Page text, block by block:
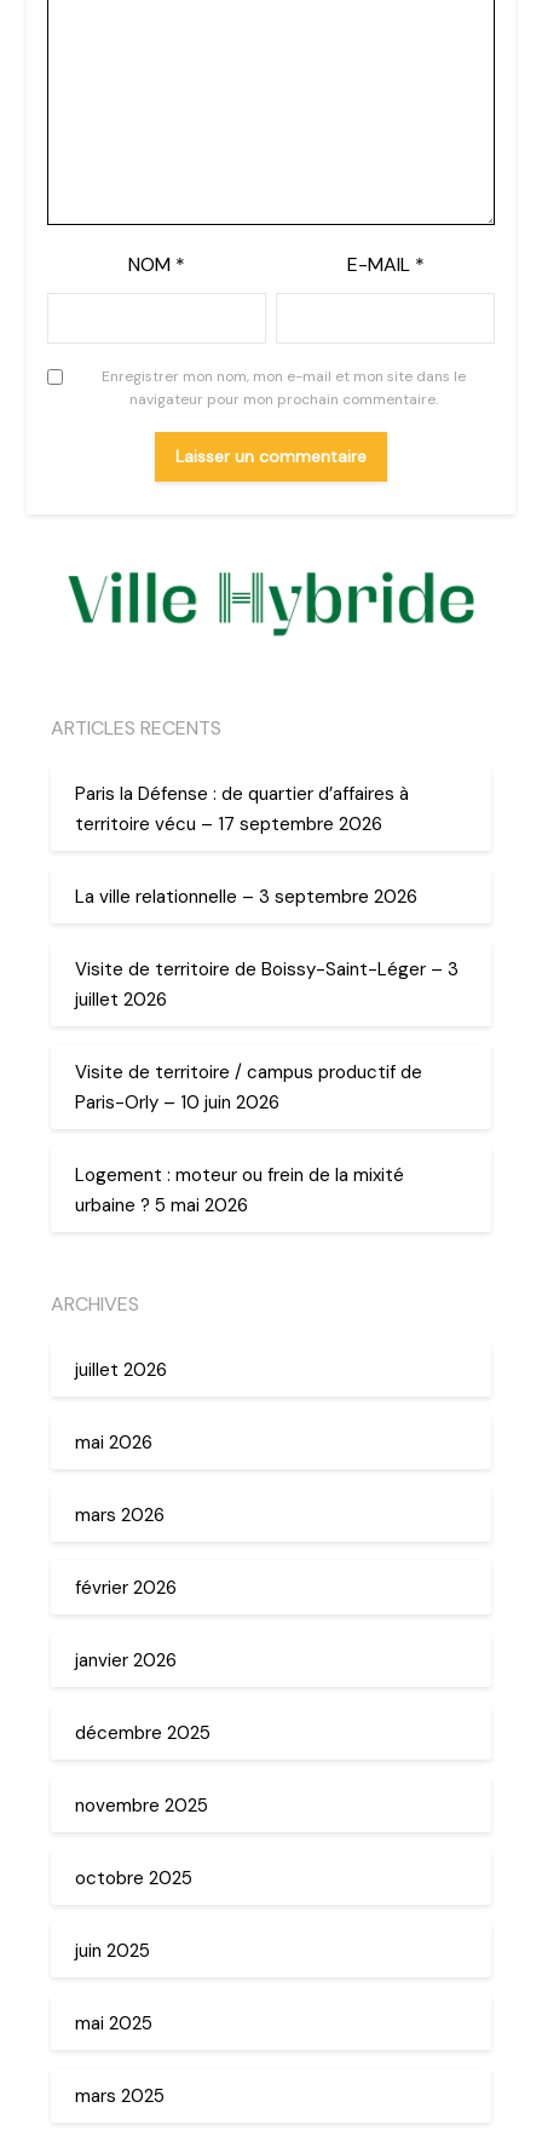
NOM * E-MAIL *
Enregistrer mon nom, mon e-mail et mon site dans le
navigateur pour mon prochain commentaire.
ARTICLES RECENTS
Paris la Défense : de quartier d’affaires à
territoire vécu – 17 septembre 2026
La ville relationnelle – 3 septembre 2026
Visite de territoire de Boissy-Saint-Léger – 3
juillet 2026
Visite de territoire / campus productif de
Paris-Orly – 10 juin 2026
Logement : moteur ou frein de la mixité
urbaine ? 5 mai 2026
ARCHIVES
juillet 2026
mai 2026
mars 2026
février 2026
janvier 2026
décembre 2025
novembre 2025
octobre 2025
juin 2025
mai 2025
mars 2025